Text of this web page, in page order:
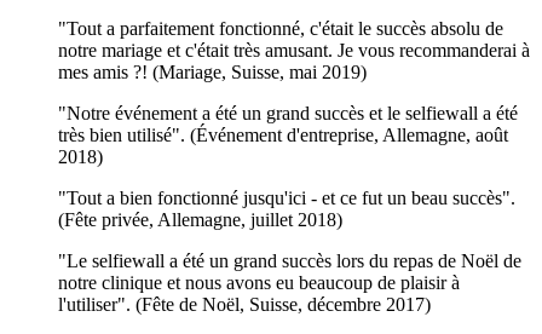
"Tout a parfaitement fonctionné, c'était le succès absolu de
notre mariage et c'était très amusant. Je vous recommanderai à
mes amis ?! (Mariage, Suisse, mai 2019)
"Notre événement a été un grand succès et le selfiewall a été
très bien utilisé". (Événement d'entreprise, Allemagne, août
2018)
"Tout a bien fonctionné jusqu'ici - et ce fut un beau succès".
(Fête privée, Allemagne, juillet 2018)
"Le selfiewall a été un grand succès lors du repas de Noël de
notre clinique et nous avons eu beaucoup de plaisir à
l'utiliser". (Fête de Noël, Suisse, décembre 2017)